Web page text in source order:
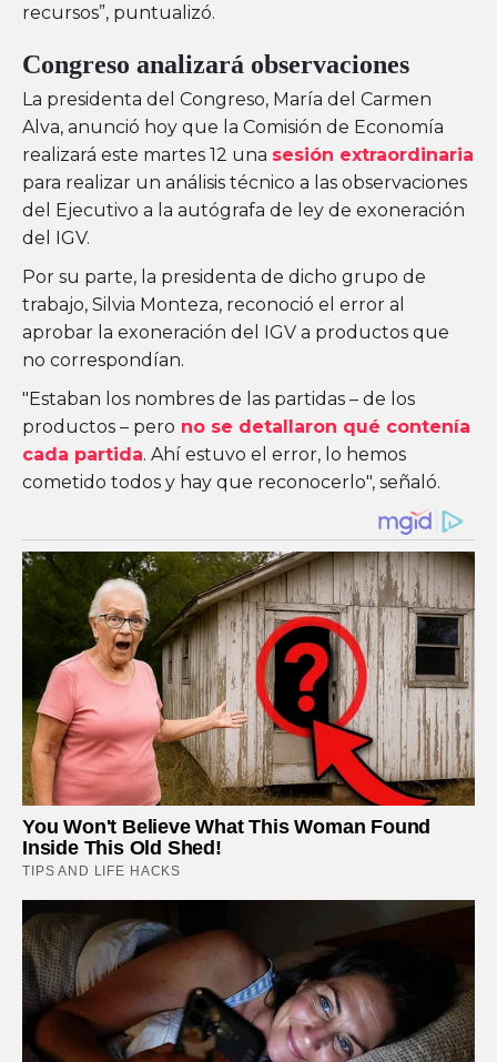
recursos”, puntualizó.
Congreso analizará observaciones
La presidenta del Congreso, María del Carmen
Alva, anunció hoy que la Comisión de Economía
realizará este martes 12 una sesión extraordinaria
para realizar un análisis técnico a las observaciones
del Ejecutivo a la autógrafa de ley de exoneración
del IGV.
Por su parte, la presidenta de dicho grupo de
trabajo, Silvia Monteza, reconoció el error al
aprobar la exoneración del IGV a productos que
no correspondían.
"Estaban los nombres de las partidas – de los
productos – pero no se detallaron qué contenía
cada partida. Ahí estuvo el error, lo hemos
cometido todos y hay que reconocerlo", señaló.
You Won't Believe What This Woman Found
Inside This Old Shed!
TIPS AND LIFE HACKS